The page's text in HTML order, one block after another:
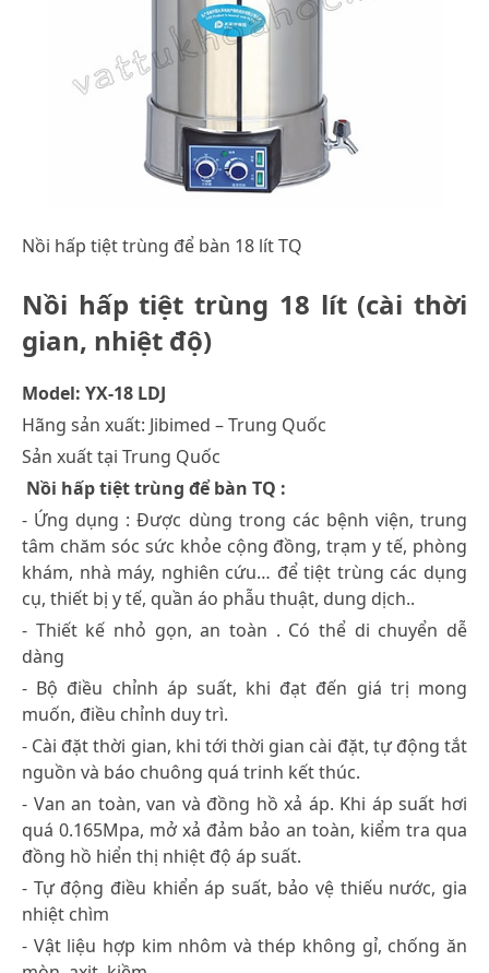
Nồi hấp tiệt trùng để bàn 18 lít TQ
Nồi hấp tiệt trùng 18 lít (cài thời
gian, nhiệt độ)
Model: YX-18 LDJ
Hãng sản xuất: Jibimed – Trung Quốc
Sản xuất tại Trung Quốc
Nồi hấp tiệt trùng để bàn TQ :
- Ứng dụng : Được dùng trong các bệnh viện, trung
tâm chăm sóc sức khỏe cộng đồng, trạm y tế, phòng
khám, nhà máy, nghiên cứu… để tiệt trùng các dụng
cụ, thiết bị y tế, quần áo phẫu thuật, dung dịch..
- Thiết kế nhỏ gọn, an toàn . Có thể di chuyển dễ
dàng
- Bộ điều chỉnh áp suất, khi đạt đến giá trị mong
muốn, điều chỉnh duy trì.
- Cài đặt thời gian, khi tới thời gian cài đặt, tự động tắt
nguồn và báo chuông quá trinh kết thúc.
- Van an toàn, van và đồng hồ xả áp. Khi áp suất hơi
quá 0.165Mpa, mở xả đảm bảo an toàn, kiểm tra qua
đồng hồ hiển thị nhiệt độ áp suất.
- Tự động điều khiển áp suất, bảo vệ thiếu nước, gia
nhiệt chìm
- Vật liệu hợp kim nhôm và thép không gỉ, chống ăn